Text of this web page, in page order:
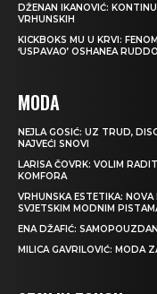
DŽENAN IKANOVIĆ:
VRHUNSKIH
KICKBOKS MU U KRVI:
‘USPAVAO’ OSHANEA
MODA
NEJLA GOSIĆ: UZ TRUD,
NAJVEĆI SNOVI
LARISA ČOVRK: VOLIM
KOMFORA
VRHUNSKA ESTETIKA: NOVA
SVJETSKIM MODNIM
ENA DŽAFIĆ:
MILICA GAVRILOVIĆ: MODA